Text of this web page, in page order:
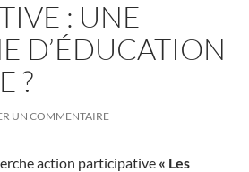
: UNE
D’ÉDUCATION
?
UN COMMENTAIRE
action participative « Les